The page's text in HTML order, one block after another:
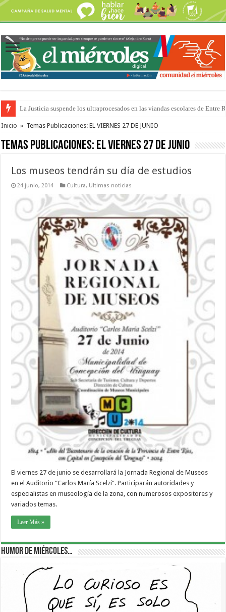
Se presentará la obra “La Runfla de los Macanos”
Inicio » Temas Publicaciones: EL VIERNES 27 DE JUNIO
Temas Publicaciones: EL VIERNES 27 DE JUNIO
Los museos tendrán su día de estudios
24 junio, 2014 Cultura, Ultimas noticias
El viernes 27 de junio se desarrollará la Jornada Regional de Museos
en el Auditorio “Carlos María Scelzi”. Participarán autoridades y
especialistas en museología de la zona, con numerosos expositores y
variados temas.
Leer Más »
Humor de Miércoles…